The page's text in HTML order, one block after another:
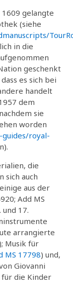
1609 gelangte
(siehe
in die
geschenkt
es sich bei
handelt
dem
sie
worden
royal-
die
sich auch
aus der
Add MS
17.
arrangierte
); Musik für
MS 17798) und,
Giovanni
für die Kinder